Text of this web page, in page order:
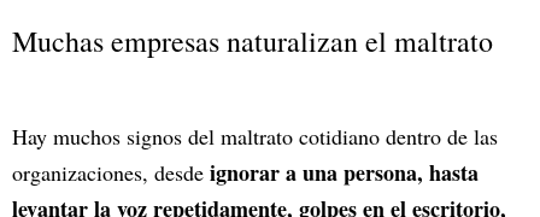
Muchas empresas naturalizan el maltrato
Hay muchos signos del maltrato cotidiano dentro de las
organizaciones, desde ignorar a una persona, hasta
levantar la voz repetidamente, golpes en el escritorio,